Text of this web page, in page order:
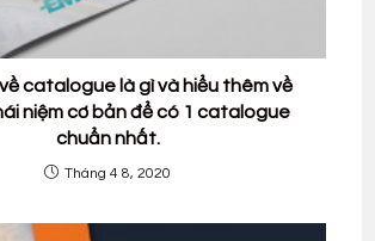
catalogue là gì và hiểu thêm về
niệm cơ bản để có 1 catalogue
chuẩn nhất.
Tháng 4 8, 2020